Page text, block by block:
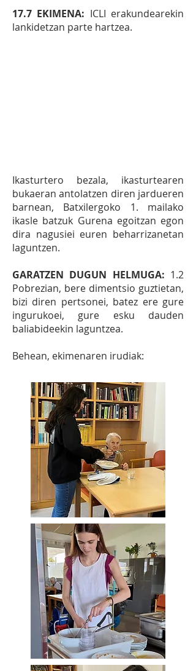
17.7 EKIMENA: ICLI erakundearekin
lankidetzan parte hartzea.
Ikasturtero bezala, ikasturtearen
bukaeran antolatzen diren jardueren
barnean, Batxilergoko 1. mailako
ikasle batzuk Gurena egoitzan egon
dira nagusiei euren beharrizanetan
laguntzen.
GARATZEN DUGUN HELMUGA: 1.2
Pobrezian, bere dimentsio guztietan,
bizi diren pertsonei, batez ere gure
ingurukoei, gure esku dauden
baliabideekin laguntzea.
Behean, ekimenaren irudiak: